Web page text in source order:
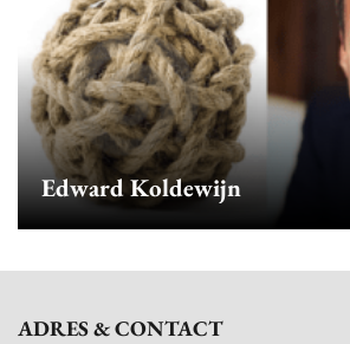
Edward Koldewijn
ADRES & CONTACT